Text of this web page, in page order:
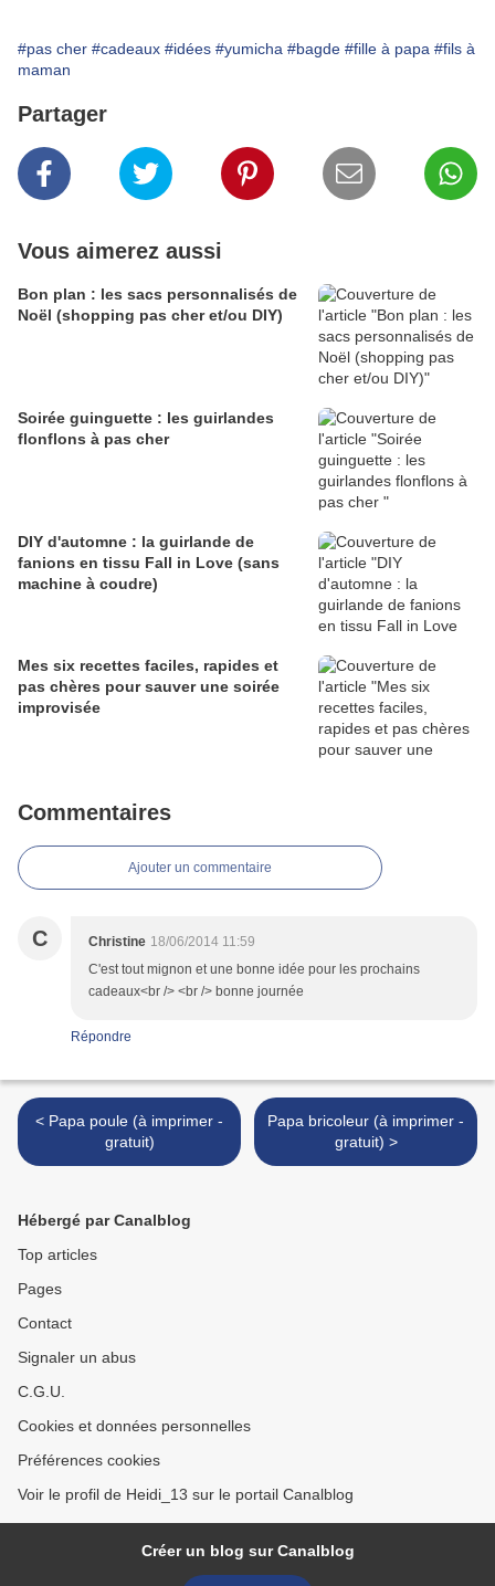
#pas cher #cadeaux #idées #yumicha #bagde #fille à papa #fils à
maman
Partager
Vous aimerez aussi
Bon plan : les sacs personnalisés de
Noël (shopping pas cher et/ou DIY)
Soirée guinguette : les guirlandes
flonflons à pas cher
DIY d'automne : la guirlande de
fanions en tissu Fall in Love (sans
machine à coudre)
Mes six recettes faciles, rapides et
pas chères pour sauver une soirée
improvisée
Commentaires
Ajouter un commentaire
C Christine 18/06/2014 11:59
C'est tout mignon et une bonne idée pour les prochains
cadeaux<br /> <br /> bonne journée
Répondre
< Papa poule (à imprimer -
gratuit)
Papa bricoleur (à imprimer -
gratuit) >
Hébergé par Canalblog
Top articles
Pages
Contact
Signaler un abus
C.G.U.
Cookies et données personnelles
Préférences cookies
Voir le profil de Heidi_13 sur le portail Canalblog
Créer un blog sur Canalblog